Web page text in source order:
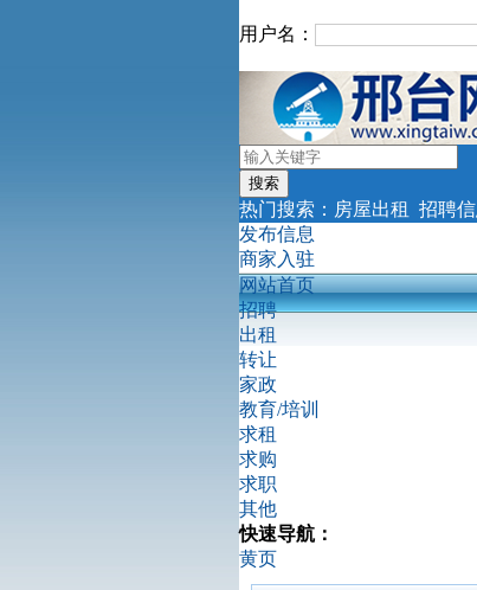
用户名：
热门搜索： 房屋出租 招聘
发布信息
商家入驻
网站首页
招聘
出租
转让
家政
教育/培训
求租
求购
求职
其他
快速导航：
黄页